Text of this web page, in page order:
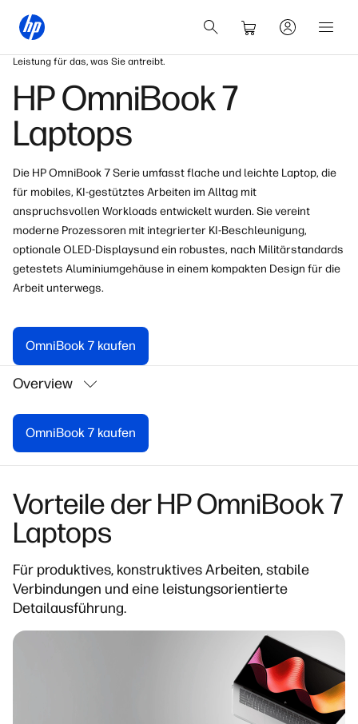
Leistung für das, was Sie antreibt.
HP OmniBook 7
Laptops
Die HP OmniBook 7 Serie umfasst flache und leichte Laptop, die
für mobiles, KI-gestütztes Arbeiten im Alltag mit
anspruchsvollen Workloads entwickelt wurden. Sie vereint
moderne Prozessoren mit integrierter KI-Beschleunigung,
optionale OLED-Displaysund ein robustes, nach Militärstandards
getestets Aluminiumgehäuse in einem kompakten Design für die
Arbeit unterwegs.
OmniBook 7 kaufen
Overview
OmniBook 7 kaufen
Vorteile der HP OmniBook 7
Laptops
Für produktives, konstruktives Arbeiten, stabile
Verbindungen und eine leistungsorientierte
Detailausführung.